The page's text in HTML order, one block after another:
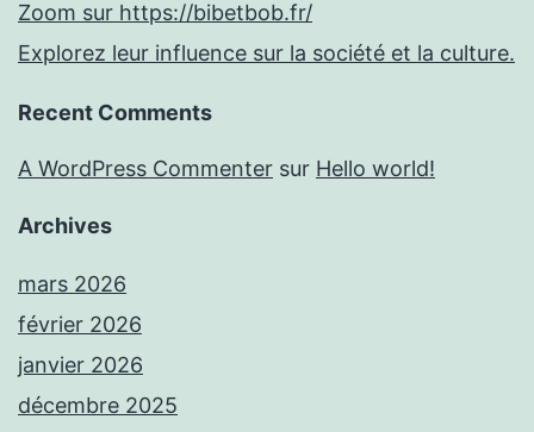
Zoom sur https://bibetbob.fr/
Explorez leur influence sur la société et la culture.
Recent Comments
A WordPress Commenter sur Hello world!
Archives
mars 2026
février 2026
janvier 2026
décembre 2025